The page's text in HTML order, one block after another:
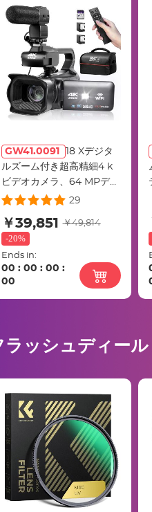
GW41.0091
18 Xデジタ
ルズーム付き超高精細4 k
ビデオカメラ、64 MPデジ
タルビデオカメラ、4.0イ
ン、マイク、リモコン、64
GB SDカード、2ブックバ
ッテリー（ブラック）
29
￥39,851 ￥49,814
-20%
Ends in:
00 : 00 : 00 :
00
ラッシュディー